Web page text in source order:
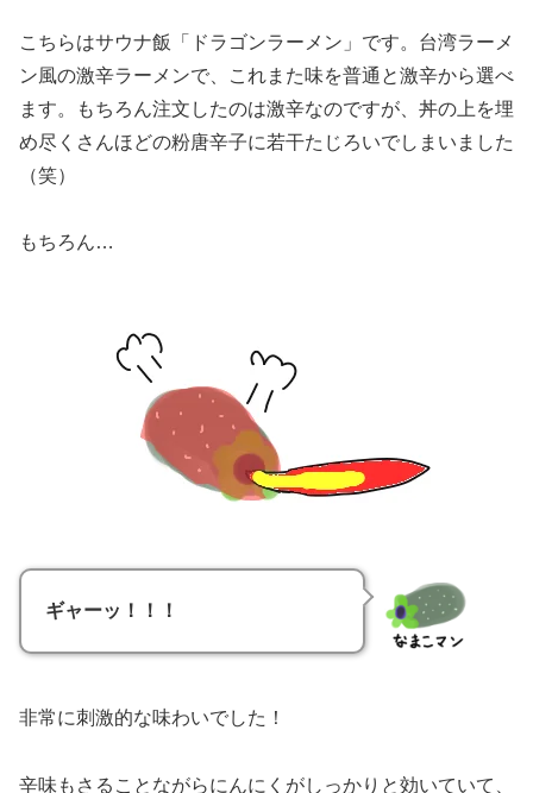
こちらはサウナ飯「ドラゴンラーメン」です。台湾ラーメ
ン風の激辛ラーメンで、これまた味を普通と激辛から選べ
ます。もちろん注文したのは激辛なのですが、丼の上を埋
め尽くさんほどの粉唐辛子に若干たじろいでしまいました
（笑）
もちろん…
ギャーッ！！！
非常に刺激的な味わいでした！
辛味もさることながらにんにくがしっかりと効いていて、